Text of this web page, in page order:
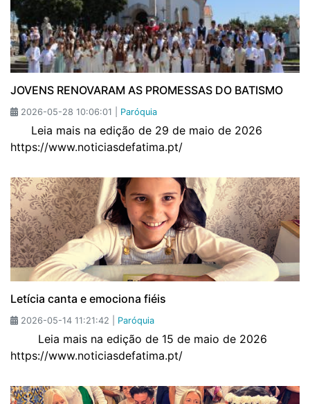
JOVENS RENOVARAM AS PROMESSAS DO BATISMO
2026-05-28 10:06:01 | Paróquia
Leia mais na edição de 29 de maio de 2026
https://www.noticiasdefatima.pt/
Letícia canta e emociona fiéis
2026-05-14 11:21:42 | Paróquia
Leia mais na edição de 15 de maio de 2026
https://www.noticiasdefatima.pt/